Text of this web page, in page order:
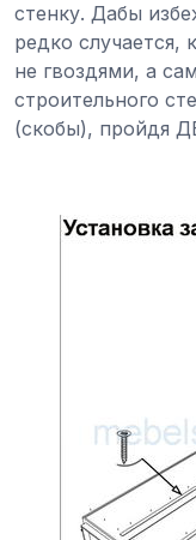
стенку. Дабы
редко случается,
не гвоздями, а
строительного
(скобы), пройдя